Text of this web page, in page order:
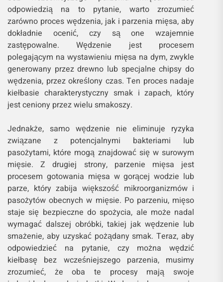
odpowiedzią na to pytanie, warto zrozumieć
zarówno proces wędzenia, jak i parzenia mięsa, aby
dokładnie ocenić, czy są one wzajemnie
zastępowalne. Wędzenie jest procesem
polegającym na wystawieniu mięsa na dym, zwykle
generowany przez drewno lub specjalne chipsy do
wędzenia, przez określony czas. Ten proces nadaje
kiełbasie charakterystyczny smak i zapach, który
jest ceniony przez wielu smakoszy.
Jednakże, samo wędzenie nie eliminuje ryzyka
związane z potencjalnymi bakteriami lub
pasożytami, które mogą znajdować się w surowym
mięsie. Z drugiej strony, parzenie mięsa jest
procesem gotowania mięsa w gorącej wodzie lub
parze, który zabija większość mikroorganizmów i
pasożytów obecnych w mięsie. Po parzeniu, mięso
staje się bezpieczne do spożycia, ale może nadal
wymagać dalszej obróbki, takiej jak wędzenie lub
smażenie, aby uzyskać pożądany smak. Teraz, aby
odpowiedzieć na pytanie, czy można wędzić
kiełbasę bez wcześniejszego parzenia, musimy
zrozumieć, że oba te procesy mają swoje